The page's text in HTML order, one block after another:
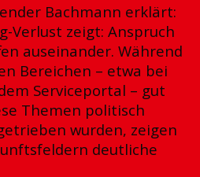
Bachmann erklärt:
Verlust zeigt: Anspruch
auseinander. Während
Bereichen – etwa bei
Serviceportal – gut
Themen politisch
wurden, zeigen
deutliche